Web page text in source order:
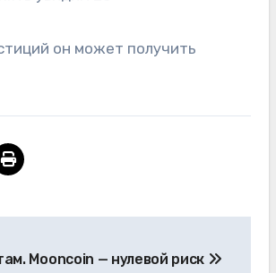
он может получить
Mooncoin — нулевой риск